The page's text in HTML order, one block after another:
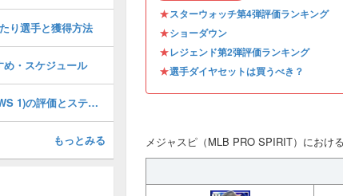
★スターウォッチ第4弾評価ランキング
★ショーダウン
★レジェンド第2弾評価ランキング
★選手ダイヤセットは買うべき？
メジャスピ（MLB PRO SPIRIT）におけ
り選手と獲得方法
め・スケジュール
大谷翔平(2026 S1 WS 1)の評価とステータス
もっとみる